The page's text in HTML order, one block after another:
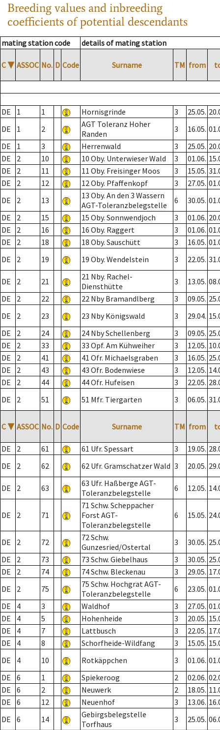
Breeding values and inbreeding
coefficients of potential descendants
mating station code details of mating station
C ▼ ASSOC No. D Code Surname TM from
DE 1 1 Hornisgrinde 3 25.05.
DE
1 2
AGT Toleranz Hoher
Randen
3 16.05.
DE
1 3 Herrenwald 3 25.05.
DE
2 10 10 Oby. Unterwieser Wald 3 01.06.
DE
2 11 11 Oby. Freisinger Moos 3 15.05.
DE
2 12 12 Oby. Pfaffenkopf 3 27.05.
DE
2 13
13 Oby. An den 3 Wassern
AGT-Toleranzbelegstelle
6 30.05.
DE
2 15 15 Oby. Sonnwendjoch 3 01.06.
DE
2 16 16 Oby. Raggert 3 01.06.
DE
2 18 18 Oby. Sauschütt 3 16.05.
DE
2 19 19 Oby. Wendelstein 3 22.05.
DE 2 21
21 Nby. Rachel-
Diensthütte
3 13.05.
DE
2 22 22 Nby Bramandlberg 3 09.05.
DE
2 23 23 Nby Königswald 3 29.04.
DE
2 24 24 Nby Schellenberg 3 09.05.
DE
2 33 33 Opf. Am Kühweiher 3 12.05.
DE
2 41 41 Ofr. Michaelsgraben 3 16.05.
DE
2 43 43 Ofr. Bodenwiese 3 12.05.
DE
2 44 44 Ofr. Hufeisen 3 22.05.
DE
2 51 51 Mfr. Tiergarten 3 06.05.
C ▼ ASSOC No. D Code Surname TM from
DE 2 61 61 Ufr. Spessart 3 19.05.
DE
2 62 62 Ufr. Gramschatzer Wald 3 20.05.
DE 2 63
63 Ufr. Haßberge AGT-
Toleranzbelegstelle
6 12.05.
DE 2 71
71 Schw. Scheppacher
Forst AGT-
Toleranzbelegstelle
6 15.05.
DE 2 72
72 Schw.
Gunzesried/Ostertal
3 30.05.
DE
2 73 73 Schw. Giebelhaus 3 30.05.
DE
2 74 74 Schw. Bleckenau 3 29.05.
DE
2 75
75 Schw. Hochgrat AGT-
Toleranzbelegstelle
6 23.05.
DE
4 3 Waldhof 3 27.05.
DE
4 5 Hohenheide 3 20.05.
DE
4 7 Lattbusch 3 22.05.
DE
4 8 Schorfheide-Wildfang 3 15.05.
DE
4 10 Rotkäppchen 3 01.06.
DE
6 1 Spiekeroog 2 02.06.
DE
6 2 Neuwerk 2 18.05.
DE
6 12 Neuenhof 3 13.06.
DE
6 14
Gebirgsbelegstelle
Torfhaus
3 25.05.